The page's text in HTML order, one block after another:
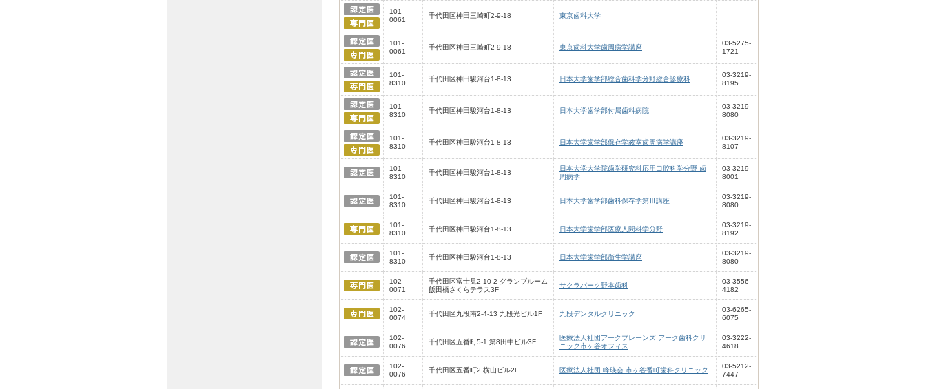
101-
0061
千代田区神田三崎町2-9-18 東京歯科大学
101-
0061
千代田区神田三崎町2-9-18 東京歯科大学歯周病学講座
03-5275-
1721
101-
8310
千代田区神田駿河台1-8-13 日本大学歯学部総合歯科学分野総合診療科
03-3219-
8195
101-
8310
千代田区神田駿河台1-8-13 日本大学歯学部付属歯科病院
03-3219-
8080
101-
8310
千代田区神田駿河台1-8-13 日本大学歯学部保存学教室歯周病学講座
03-3219-
8107
101-
8310
千代田区神田駿河台1-8-13
日本大学大学院歯学研究科応用口腔科学分野 歯
周病学
03-3219-
8001
101-
8310
千代田区神田駿河台1-8-13 日本大学歯学部歯科保存学第Ⅲ講座
03-3219-
8080
101-
8310
千代田区神田駿河台1-8-13 日本大学歯学部医療人間科学分野
03-3219-
8192
101-
8310
千代田区神田駿河台1-8-13 日本大学歯学部衛生学講座
03-3219-
8080
102-
0071
千代田区富士見2-10-2 グランブルーム
飯田橋さくらテラス3F
サクラパーク野本歯科
03-3556-
4182
102-
0074
千代田区九段南2-4-13 九段光ビル1F 九段デンタルクリニック
03-6265-
6075
102-
0076
千代田区五番町5-1 第8田中ビル3F
医療法人社団アークブレーンズ アーク歯科クリ
ニック市ヶ谷オフィス
03-3222-
4618
102-
0076
千代田区五番町2 横山ビル2F 医療法人社団 峰瑛会 市ヶ谷番町歯科クリニック
03-5212-
7447